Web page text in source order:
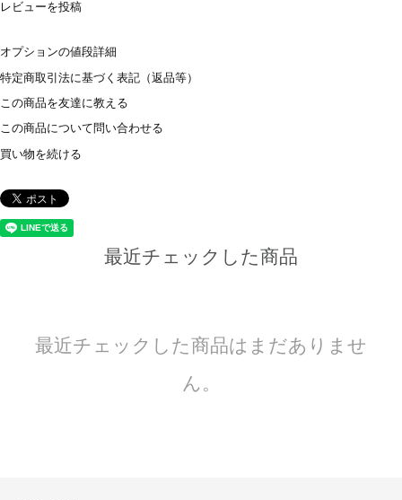
レビューを投稿
オプションの値段詳細
特定商取引法に基づく表記（返品等）
この商品を友達に教える
この商品について問い合わせる
買い物を続ける
最近チェックした商品
最近チェックした商品はまだありませ
ん。